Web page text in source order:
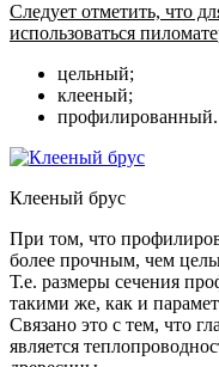
Следует отметить, что
использоваться
цельный;
клееный;
профилированный.
Клееный брус
При том, что
более прочным, чем
Т.е. размеры сечения
такими же, как и
Связано это с тем, что
является